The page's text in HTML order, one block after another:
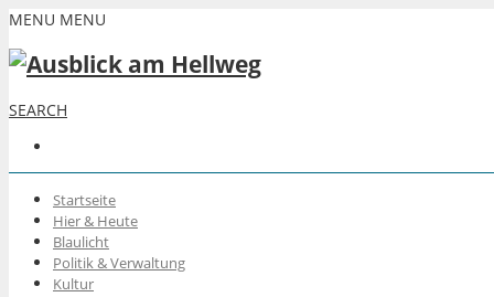
MENU MENU
SEARCH
Startseite
Hier & Heute
Blaulicht
Politik & Verwaltung
Kultur